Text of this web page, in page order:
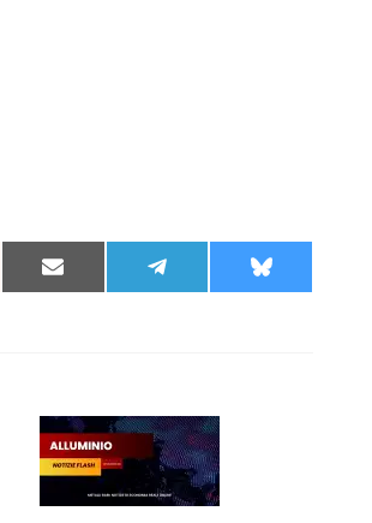
Share
on
Share
on
Share
on